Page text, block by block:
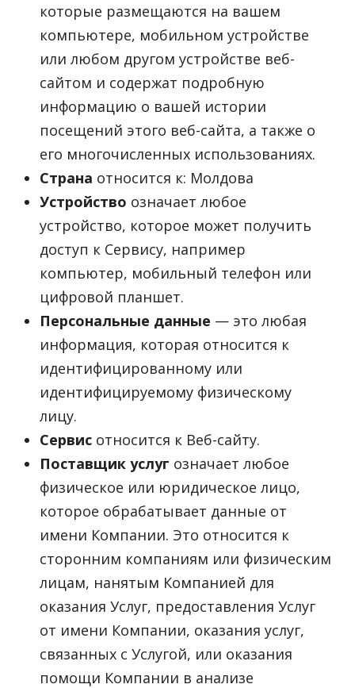
которые размещаются на вашем
компьютере, мобильном устройстве
или любом другом устройстве веб-
сайтом и содержат подробную
информацию о вашей истории
посещений этого веб-сайта, а также о
его многочисленных использованиях.
Страна относится к: Молдова
Устройство означает любое
устройство, которое может получить
доступ к Сервису, например
компьютер, мобильный телефон или
цифровой планшет.
Персональные данные — это любая
информация, которая относится к
идентифицированному или
идентифицируемому физическому
лицу.
Сервис относится к Веб-сайту.
Поставщик услуг означает любое
физическое или юридическое лицо,
которое обрабатывает данные от
имени Компании. Это относится к
сторонним компаниям или физическим
лицам, нанятым Компанией для
оказания Услуг, предоставления Услуг
от имени Компании, оказания услуг,
связанных с Услугой, или оказания
помощи Компании в анализе